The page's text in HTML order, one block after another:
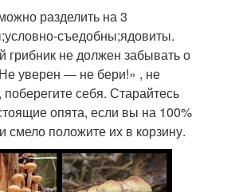
разделить на 3
съедобны;ядовиты.
не должен забывать о
уверен — не бери!» , не
себя. Старайтесь
опята, если вы на 100%
смело положите их в корзину.